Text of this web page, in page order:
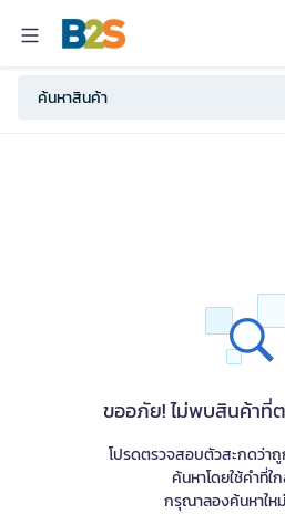
ขออภัย! ไม่พบสินค้าที่
โปรดตรวจสอบตัวสะกดว่า
ค้นหาโดยใช้คำที่ใ
กรุณาลองค้นหาให